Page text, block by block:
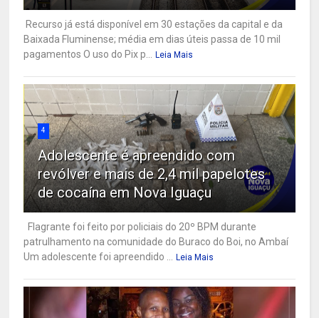
Recurso já está disponível em 30 estações da capital e da
Baixada Fluminense; média em dias úteis passa de 10 mil
pagamentos O uso do Pix p...
Leia Mais
4
Adolescente é apreendido com
revólver e mais de 2,4 mil papelotes
de cocaína em Nova Iguaçu
Flagrante foi feito por policiais do 20º BPM durante
patrulhamento na comunidade do Buraco do Boi, no Ambaí
Um adolescente foi apreendido ...
Leia Mais